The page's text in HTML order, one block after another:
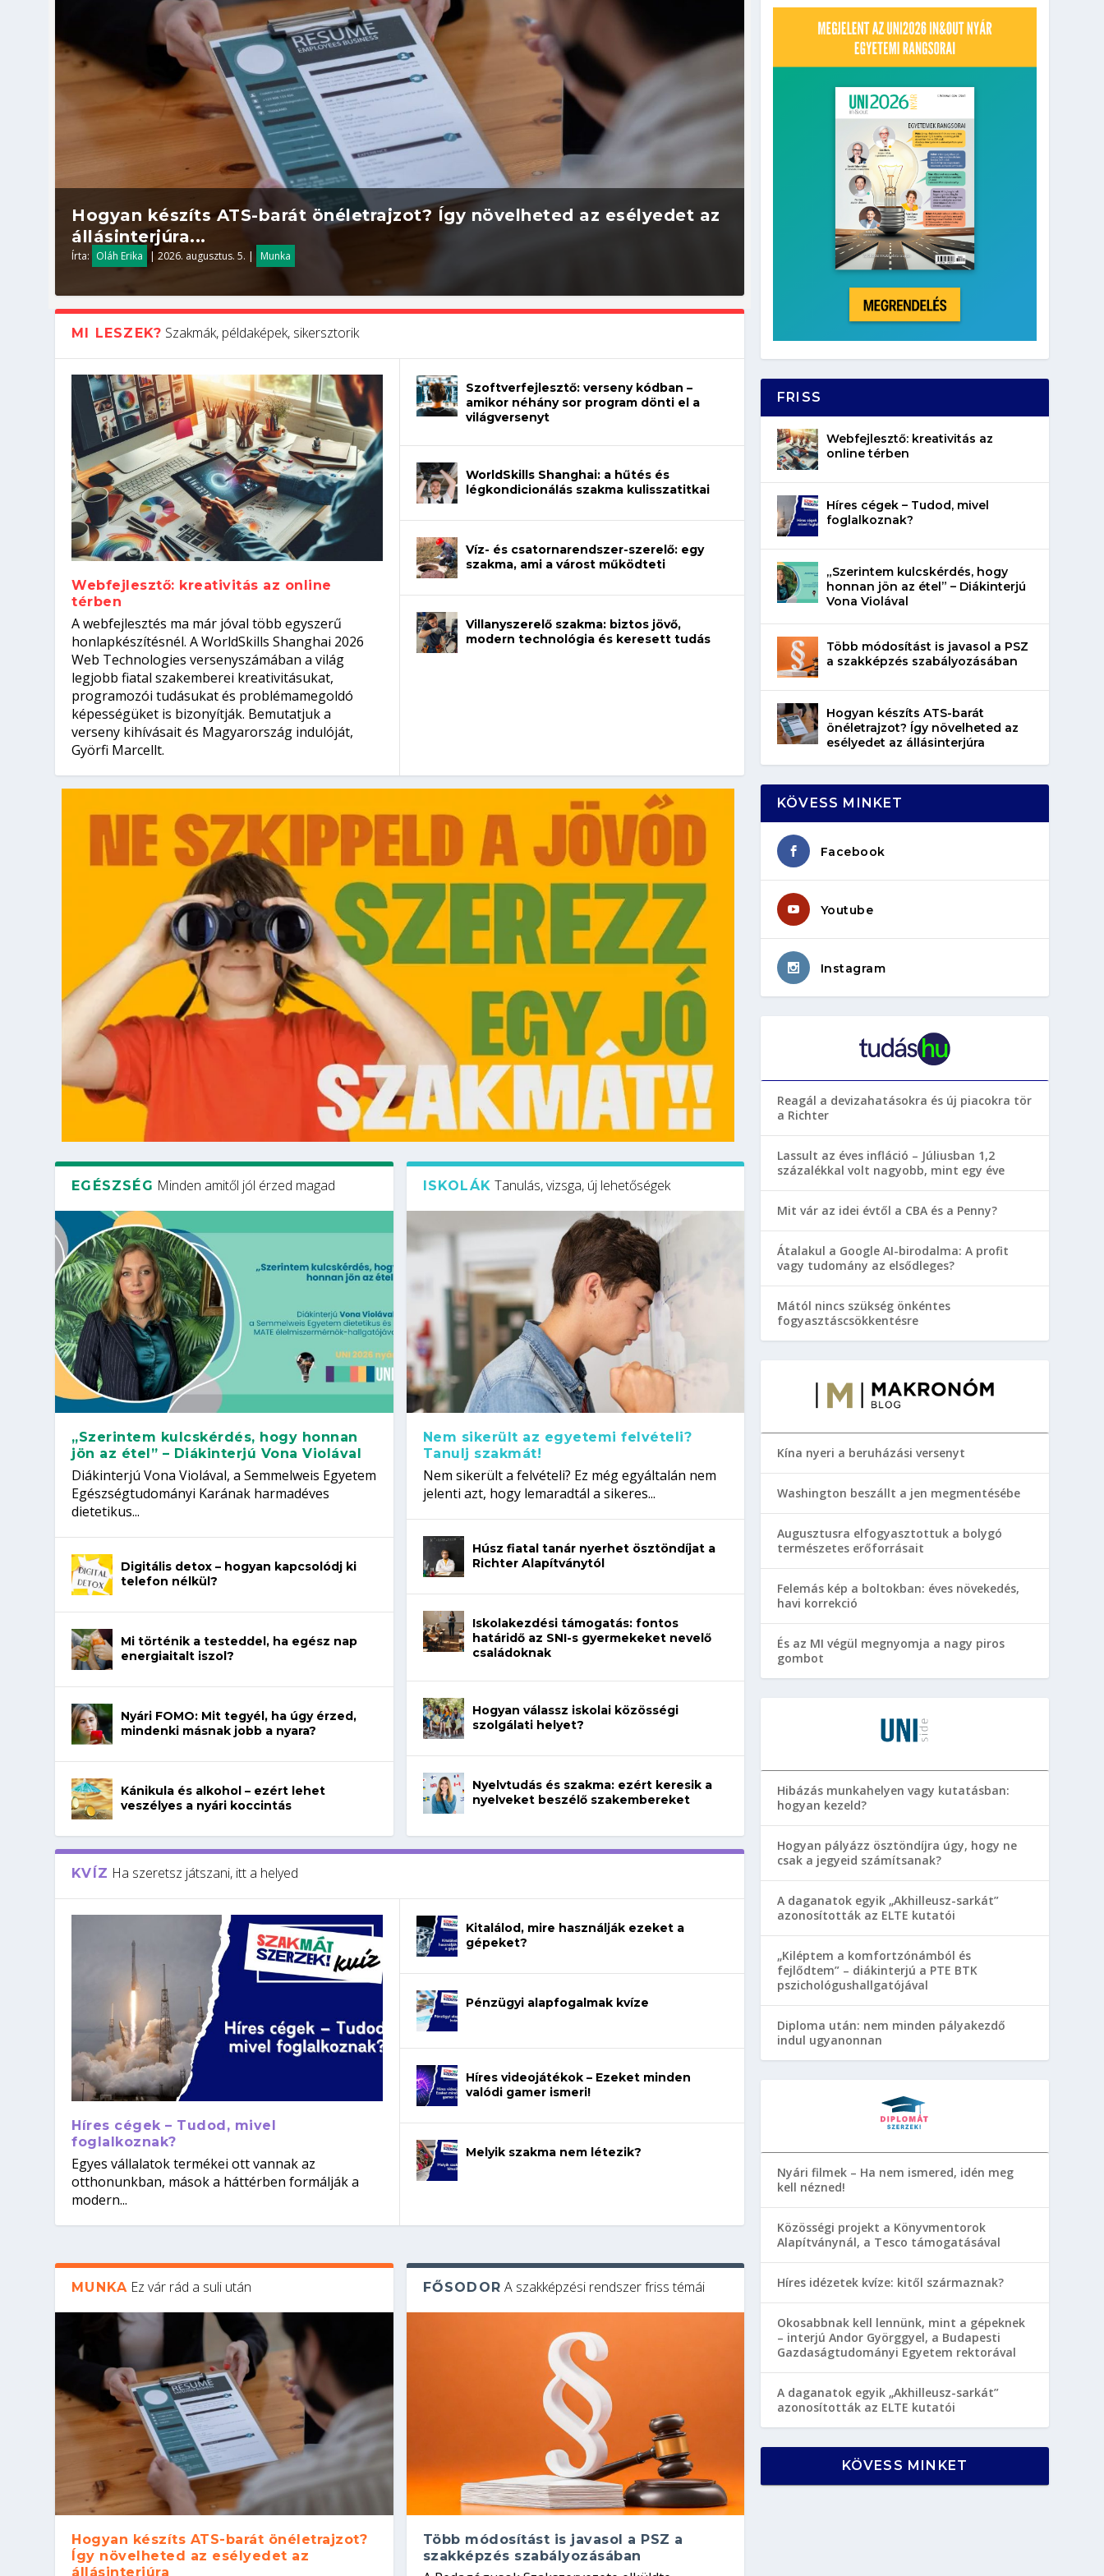
Hogyan készíts ATS-barát önéletrajzot? Így növelheted az esélyedet az
állásinterjúra...
Írta: Oláh Erika |2026. augusztus. 5. | Munka
Kitalálod, mire használják ezeket a gépeket?
Írta: Tóth Mónika |2026. augusztus. 4.| Kvíz
Nem sikerült az egyetemi felvételi? Tanulj szakmát!
Írta: Oláh Erika |2026. augusztus. 4.| Iskolák
Szoftverfejlesztő: verseny kódban – amikor néhány sor program dönti
el a világversenyt...
Írta: Szakmát Szerzek | 2026. augusztus. 3.| Mi leszek?
Digitális detox – hogyan kapcsolódj ki telefon nélkül?
Írta: Oláh Erika |2026. augusztus. 3.| Egészség
MI LESZEK? Szakmák, példaképek, sikersztorik
Webfejlesztő: kreativitás az online
térben
A webfejlesztés ma már jóval több egyszerű
honlapkészítésnél. A WorldSkills Shanghai 2026
Web Technologies versenyszámában a világ
legjobb fiatal szakemberei kreativitásukat,
programozói tudásukat és problémamegoldó
képességüket is bizonyítják. Bemutatjuk a
verseny kihívásait és Magyarország indulóját,
Györfi Marcellt.
Szoftverfejlesztő: verseny kódban –
amikor néhány sor program dönti el a
világversenyt
WorldSkills Shanghai: a hűtés és
légkondicionálás szakma kulisszatitkai
Víz- és csatornarendszer-szerelő: egy
szakma, ami a várost működteti
Villanyszerelő szakma: biztos jövő,
modern technológia és keresett tudás
EGÉSZSÉG Minden amitől jól érzed magad
„Szerintem kulcskérdés, hogy honnan
jön az étel” – Diákinterjú Vona Violával
Diákinterjú Vona Violával, a Semmelweis Egyetem
Egészségtudományi Karának harmadéves
dietetikus...
Digitális detox – hogyan kapcsolódj ki
telefon nélkül?
Mi történik a testeddel, ha egész nap
energiaitalt iszol?
Nyári FOMO: Mit tegyél, ha úgy érzed,
mindenki másnak jobb a nyara?
Kánikula és alkohol – ezért lehet
veszélyes a nyári koccintás
ISKOLÁK Tanulás, vizsga, új lehetőségek
Nem sikerült az egyetemi felvételi?
Tanulj szakmát!
Nem sikerült a felvételi? Ez még egyáltalán nem
jelenti azt, hogy lemaradtál a sikeres...
Húsz fiatal tanár nyerhet ösztöndíjat a
Richter Alapítványtól
Iskolakezdési támogatás: fontos
határidő az SNI-s gyermekeket nevelő
családoknak
Hogyan válassz iskolai közösségi
szolgálati helyet?
Nyelvtudás és szakma: ezért keresik a
nyelveket beszélő szakembereket
KVÍZ Ha szeretsz játszani, itt a helyed
Híres cégek – Tudod, mivel
foglalkoznak?
Egyes vállalatok termékei ott vannak az
otthonunkban, mások a háttérben formálják a
modern...
Kitalálod, mire használják ezeket a
gépeket?
Pénzügyi alapfogalmak kvíze
Híres videojátékok – Ezeket minden
valódi gamer ismeri!
Melyik szakma nem létezik?
MUNKA Ez vár rád a suli után
Hogyan készíts ATS-barát önéletrajzot?
Így növelheted az esélyedet az
állásinterjúra
FŐSODOR A szakképzési rendszer friss témái
Több módosítást is javasol a PSZ a
szakképzés szabályozásában
FRISS
Webfejlesztő: kreativitás az
online térben
Híres cégek – Tudod, mivel
foglalkoznak?
„Szerintem kulcskérdés, hogy
honnan jön az étel” – Diákinterjú
Vona Violával
Több módosítást is javasol a PSZ
a szakképzés szabályozásában
Hogyan készíts ATS-barát
önéletrajzot? Így növelheted az
esélyedet az állásinterjúra
KÖVESS MINKET
Facebook
Youtube
Instagram
Reagál a devizahatásokra és új piacokra tör
a Richter
Lassult az éves infláció – Júliusban 1,2
százalékkal volt nagyobb, mint egy éve
Mit vár az idei évtől a CBA és a Penny?
Átalakul a Google AI-birodalma: A profit
vagy tudomány az elsődleges?
Mától nincs szükség önkéntes
fogyasztáscsökkentésre
Kína nyeri a beruházási versenyt
Washington beszállt a jen megmentésébe
Augusztusra elfogyasztottuk a bolygó
természetes erőforrásait
Felemás kép a boltokban: éves növekedés,
havi korrekció
És az MI végül megnyomja a nagy piros
gombot
Hibázás munkahelyen vagy kutatásban:
hogyan kezeld?
Hogyan pályázz ösztöndíjra úgy, hogy ne
csak a jegyeid számítsanak?
A daganatok egyik „Akhilleusz-sarkát”
azonosították az ELTE kutatói
„Kiléptem a komfortzónámból és
fejlődtem” – diákinterjú a PTE BTK
pszichológushallgatójával
Diploma után: nem minden pályakezdő
indul ugyanonnan
Nyári filmek – Ha nem ismered, idén meg
kell nézned!
Közösségi projekt a Könyvmentorok
Alapítványnál, a Tesco támogatásával
Híres idézetek kvíze: kitől származnak?
Okosabbnak kell lennünk, mint a gépeknek
– interjú Andor Györggyel, a Budapesti
Gazdaságtudományi Egyetem rektorával
A daganatok egyik „Akhilleusz-sarkát”
azonosították az ELTE kutatói
KÖVESS MINKET